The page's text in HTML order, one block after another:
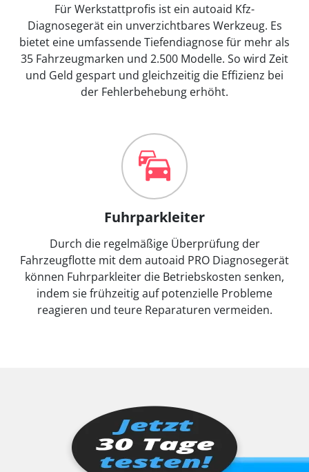
Für Werkstattprofis ist ein autoaid Kfz-
Diagnosegerät ein unverzichtbares Werkzeug. Es
bietet eine umfassende Tiefendiagnose für mehr als
35 Fahrzeugmarken und 2.500 Modelle. So wird Zeit
und Geld gespart und gleichzeitig die Effizienz bei
der Fehlerbehebung erhöht.
Fuhrparkleiter
Durch die regelmäßige Überprüfung der
Fahrzeugflotte mit dem autoaid PRO Diagnosegerät
können Fuhrparkleiter die Betriebskosten senken,
indem sie frühzeitig auf potenzielle Probleme
reagieren und teure Reparaturen vermeiden.